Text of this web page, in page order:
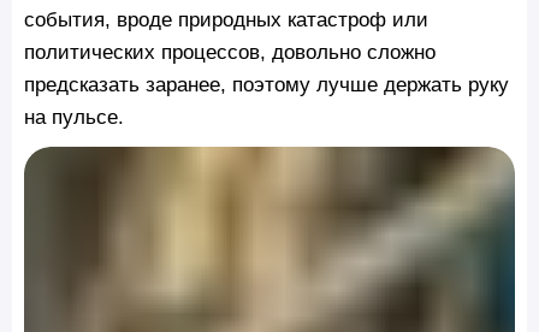
события, вроде природных катастроф или
политических процессов, довольно сложно
предсказать заранее, поэтому лучше держать руку
на пульсе.